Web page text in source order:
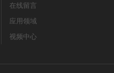
在线留言
应用领域
视频中心